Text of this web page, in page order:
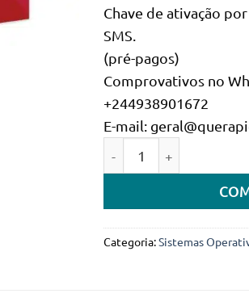
Chave de ativação
SMS.
(pré-pagos)
Comprovativos no
+244938901672
E-mail:
Categoria:Sistemas